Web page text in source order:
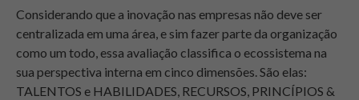
Considerando que a inovação nas empresas não deve ser
centralizada em uma área, e sim fazer parte da organização
como um todo, essa avaliação classifica o ecossistema na
sua perspectiva interna em cinco dimensões. São elas:
TALENTOS e HABILIDADES, RECURSOS, PRINCÍPIOS &